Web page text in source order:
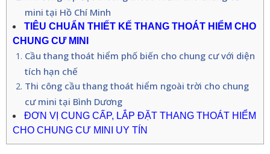
mini tại Hồ Chí Minh
TIÊU CHUẨN THIẾT KẾ THANG THOÁT HIỂM CHO
CHUNG CƯ MINI
Cầu thang thoát hiểm phố biến cho chung cư với diện
tích hạn chế
Thi công cầu thang thoát hiểm ngoài trời cho chung
cư mini tại Bình Dương
ĐƠN VỊ CUNG CẤP, LẮP ĐẶT THANG THOÁT HIỂM
CHO CHUNG CƯ MINI UY TÍN